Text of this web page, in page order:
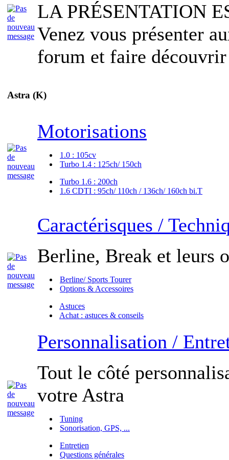
LA PRÉSENTATION
Venez vous présenter
forum et faire
Astra (K)
Motorisations
1.0 : 105cv
Turbo 1.4 : 125ch/ 150ch
Turbo 1.6 : 200ch
1.6 CDTI : 95ch/ 110ch / 136ch/ 160ch bi.T
Caractérisques /
Berline, Break et leurs
Berline/ Sports Tourer
Options & Accessoires
Astuces
Achat : astuces & conseils
Personnalisation /
Tout le côté
votre Astra
Tuning
Sonorisation, GPS, ...
Entretien
Questions générales